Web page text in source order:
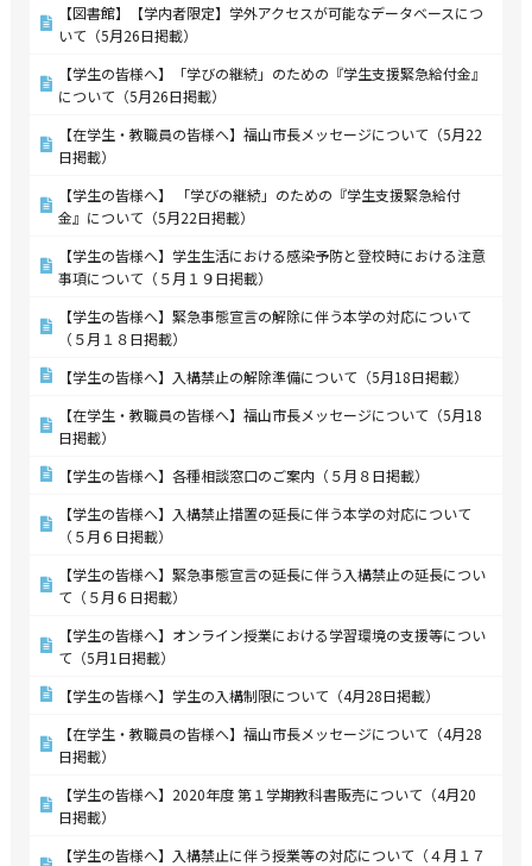
【図書館】【学内者限定】学外アクセスが可能なデータベースにつ
いて（5月26日掲載）
【学生の皆様へ】「学びの継続」のための『学生支援緊急給付金』
について（5月26日掲載）
【在学生・教職員の皆様へ】福山市長メッセージについて（5月22
日掲載）
【学生の皆様へ】 「学びの継続」のための『学生支援緊急給付
金』について（5月22日掲載）
【学生の皆様へ】学生生活における感染予防と登校時における注意
事項について（５月１９日掲載）
【学生の皆様へ】緊急事態宣言の解除に伴う本学の対応について
（５月１８日掲載）
【学生の皆様へ】入構禁止の解除準備について（5月18日掲載）
【在学生・教職員の皆様へ】福山市長メッセージについて（5月18
日掲載）
【学生の皆様へ】各種相談窓口のご案内（５月８日掲載）
【学生の皆様へ】入構禁止措置の延長に伴う本学の対応について
（５月６日掲載）
【学生の皆様へ】緊急事態宣言の延長に伴う入構禁止の延長につい
て（５月６日掲載）
【学生の皆様へ】オンライン授業における学習環境の支援等につい
て（5月1日掲載）
【学生の皆様へ】学生の入構制限について（4月28日掲載）
【在学生・教職員の皆様へ】福山市長メッセージについて（4月28
日掲載）
【学生の皆様へ】2020年度 第１学期教科書販売について（4月20
日掲載）
【学生の皆様へ】入構禁止に伴う授業等の対応について（４月１７